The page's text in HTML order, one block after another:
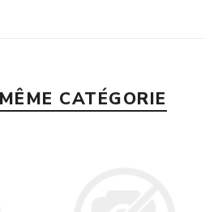
CATÉGORIE